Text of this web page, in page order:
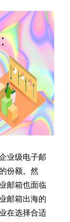
业级电子邮
份额。然
邮箱也面临
邮箱出海的
在选择合适